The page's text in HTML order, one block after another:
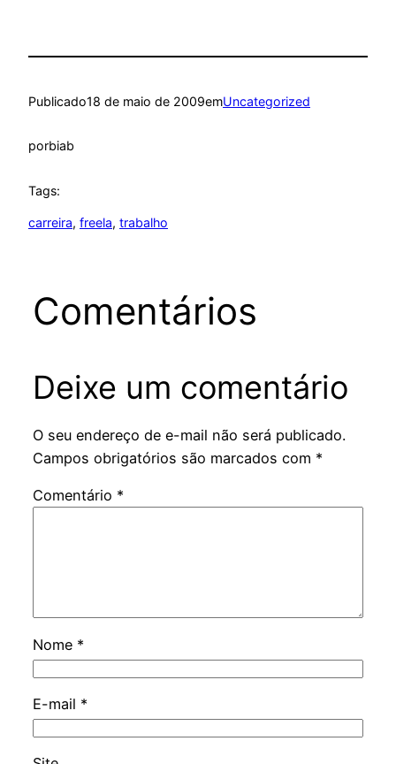
Publicado18 de maio de 2009emUncategorized
porbiab
Tags:
carreira, freela, trabalho
Comentários
Deixe um comentário
O seu endereço de e-mail não será publicado.
Campos obrigatórios são marcados com *
Comentário *
Nome *
E-mail *